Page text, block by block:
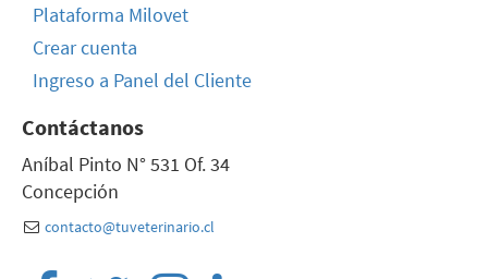
Plataforma Milovet
Crear cuenta
Ingreso a Panel del Cliente
Contáctanos
Aníbal Pinto N° 531 Of. 34
Concepción
contacto@tuveterinario.cl